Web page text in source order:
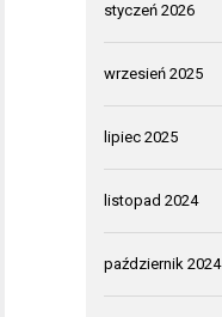
styczeń 2026
wrzesień 2025
lipiec 2025
listopad 2024
październik 2024